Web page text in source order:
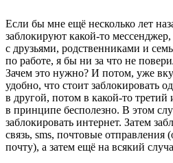
Если бы мне ещё несколько лет
заблокируют какой-то
с друзьями, родственниками и
по работе, я бы ни за что не
Зачем это нужно? И потом, уже
удобно, что стоит заблокировать
в другой, потом в какой-то третий
в принципе бесполезно. В этом
заблокировать интернет. Затем
связь, sms, почтовые
почту), а затем ещё на всякий